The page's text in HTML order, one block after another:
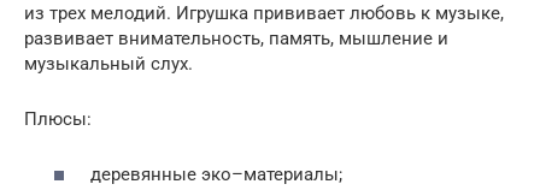
из трех мелодий. Игрушка прививает любовь к музыке,
развивает внимательность, память, мышление и
музыкальный слух.
Плюсы:
деревянные эко–материалы;